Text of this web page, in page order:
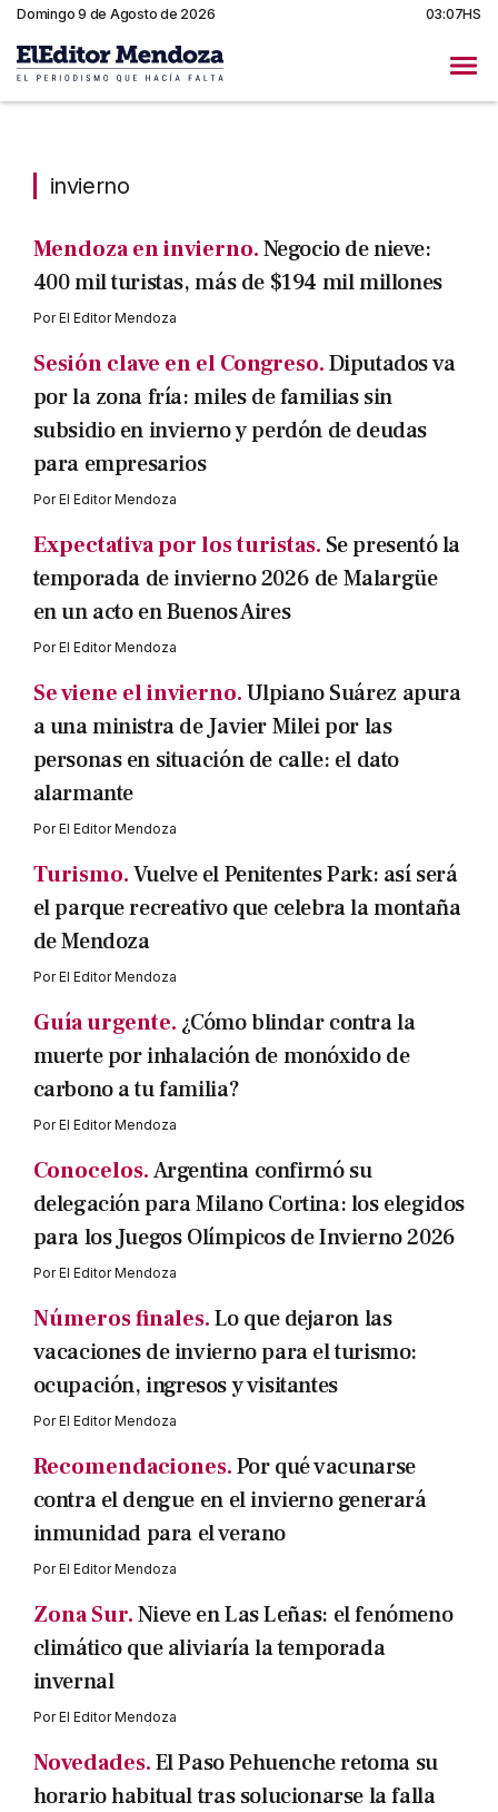
Domingo 9 de Agosto de 2026 03:07HS
invierno
Mendoza en invierno.Negocio de nieve:
400 mil turistas, más de $194 mil millones
PorEl Editor Mendoza
Sesión clave en el Congreso.Diputados va
por la zona fría: miles de familias sin
subsidio en invierno y perdón de deudas
para empresarios
PorEl Editor Mendoza
Expectativa por los turistas. Se presentó la
temporada de invierno 2026 de Malargüe
en un acto en Buenos Aires
PorEl Editor Mendoza
Se viene el invierno.Ulpiano Suárez apura
a una ministra de Javier Milei por las
personas en situación de calle: el dato
alarmante
PorEl Editor Mendoza
Turismo.Vuelve el Penitentes Park: así será
el parque recreativo que celebra la montaña
de Mendoza
PorEl Editor Mendoza
Guía urgente. ¿Cómo blindar contra la
muerte por inhalación de monóxido de
carbono a tu familia?
PorEl Editor Mendoza
Conocelos.Argentina confirmó su
delegación para Milano Cortina: los elegidos
para los Juegos Olímpicos de Invierno 2026
PorEl Editor Mendoza
Números finales.Lo que dejaron las
vacaciones de invierno para el turismo:
ocupación, ingresos y visitantes
PorEl Editor Mendoza
Recomendaciones.Por qué vacunarse
contra el dengue en el invierno generará
inmunidad para el verano
PorEl Editor Mendoza
Zona Sur.Nieve en Las Leñas: el fenómeno
climático que aliviaría la temporada
invernal
PorEl Editor Mendoza
Novedades.El Paso Pehuenche retoma su
horario habitual tras solucionarse la falla